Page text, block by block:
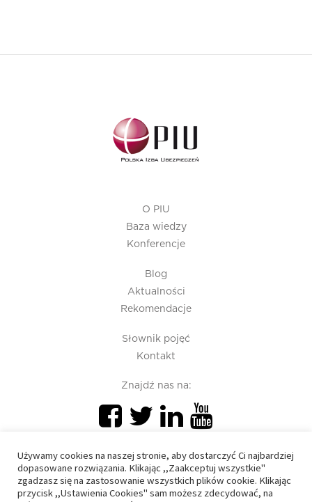
O PIU
Baza wiedzy
Konferencje
Blog
Aktualności
Rekomendacje
Słownik pojęć
Kontakt
Znajdź nas na:
PIU 2020 © All right reserved
Używamy cookies na naszej stronie, aby dostarczyć Ci najbardziej
dopasowane rozwiązania. Klikając ,,Zaakceptuj wszystkie"
zgadzasz się na zastosowanie wszystkich plików cookie. Klikając
przycisk ,,Ustawienia Cookies" sam możesz zdecydować, na